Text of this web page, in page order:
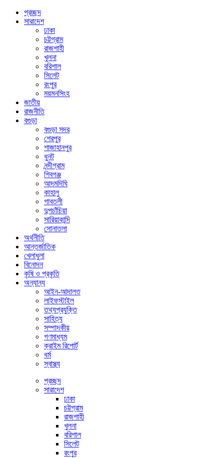
প্রচ্ছদ
সারাদেশ
ঢাকা
চট্টগ্রাম
রাজশাহী
খুলনা
বরিশাল
সিলেট
রংপুর
ময়মনসিংহ
জাতীয়
রাজনীতি
বগুড়া
বগুড়া সদর
শেরপুর
শাজাহানপুর
ধুনট
নন্দীগ্রাম
শিবগঞ্জ
আদমদিঘি
কাহালু
গাবতলী
দুপচাঁচিয়া
সারিয়াকান্দি
সোনাতলা
অর্থনীতি
আন্তর্জাতিক
খেলাধুলা
বিনোদন
কৃষি ও প্রকৃতি
অন্যান্য
আইন-আদালত
লাইফস্টাইল
তথ্যপ্রযুক্তি
সাহিত্য
সম্পাদকীয়
গণমাধ্যম
ক্রাইম রিপোর্ট
ধর্ম
স্বাস্থ্য
প্রচ্ছদ
সারাদেশ
ঢাকা
চট্টগ্রাম
রাজশাহী
খুলনা
বরিশাল
সিলেট
রংপুর